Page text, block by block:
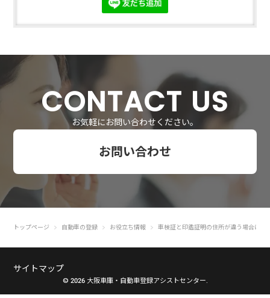
CONTACT US
お気軽にお問い合わせください。
お問い合わせ
トップページ 自動車の登録 お役立ち情報 車検証と印鑑証明の住所が違う場合には
サイトマップ
© 2026 大阪車庫・自動車登録アシストセンター.